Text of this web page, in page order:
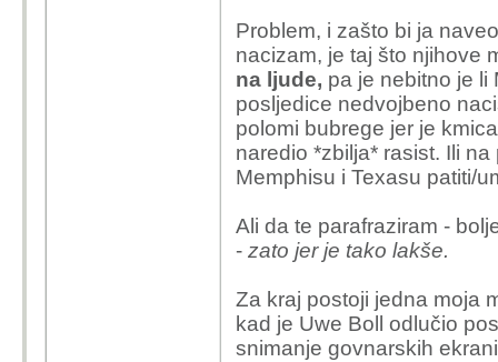
Problem, i zašto bi ja
nacizam, je taj što njihove
na ljude, pa je nebitno je li
posljedice nedvojbeno
polomi bubrege jer je
naredio *zbilja* rasist. Ili
Memphisu i Texasu patiti/
Ali da te parafraziram -
- zato jer je tako lakše.
Za kraj postoji jedna moja
kad je Uwe Boll odlučio
snimanje govnarskih